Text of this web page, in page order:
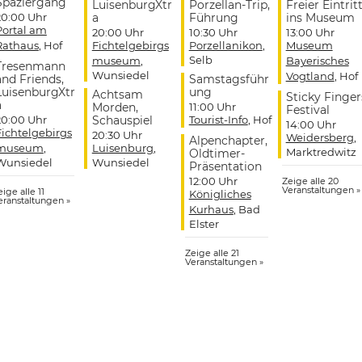
Uhr
am
, Hof
Friends,
Uhr
,
alle 11
»
LuisenburgXtr
a
20:00 Uhr
Fichtelgebirgs
museum,
Wunsiedel
Achtsam
Morden,
Schauspiel
20:30 Uhr
Luisenburg,
Wunsiedel
Porzellan-Trip,
Führung
10:30 Uhr
Porzellanikon,
Selb
Samstagsführ
ung
11:00 Uhr
Tourist-Info, Hof
Alpenchapter,
Oldtimer-
Präsentation
12:00 Uhr
Königliches
Kurhaus, Bad
Elster
Zeige alle 21
Veranstaltungen »
Freier Eintritt
ins Museum
13:00 Uhr
Museum
Bayerisches
Vogtland, Hof
Sticky
Festival
14:00 Uhr
Weidersberg,
Marktredwitz
Zeige alle 20
Veranstaltungen »